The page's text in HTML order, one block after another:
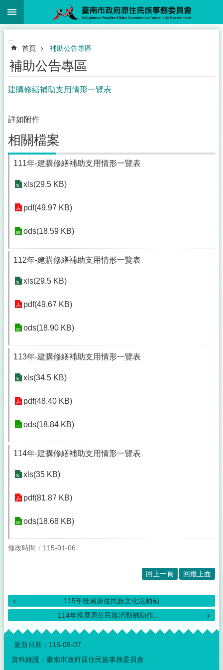
跳到主要內容區塊
:::
首頁 補助公告專區
補助公告專區
建購修繕補助支用情形一覽表
詳如附件
相關檔案
111年-建購修繕補助支用情形一覽表
xls(29.5 KB)
pdf(49.97 KB)
ods(18.59 KB)
112年-建購修繕補助支用情形一覽表
xls(29.5 KB)
pdf(49.67 KB)
ods(18.90 KB)
113年-建購修繕補助支用情形一覽表
xls(34.5 KB)
pdf(48.40 KB)
ods(18.84 KB)
114年-建購修繕補助支用情形一覽表
xls(35 KB)
pdf(81.87 KB)
ods(18.68 KB)
修改時間：115-01-06
回上一頁 回最上面
115年推展原住民族文化活動補...
114年推展原住民族活動補助作...
:::
更新日期： 115-08-07
資料維護：臺南市政府原住民族事務委員會